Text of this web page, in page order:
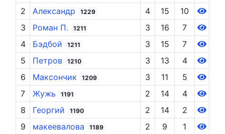
2
Александр 1229 4 15
10
3
Роман П. 1211 3 16
7
4
Бэдбой 1211 3 15
7
5
Петров 1210 3 13
4
6
Максончик 1209 3 11
5
7
Жужь 1191 2 14
4
8
Георгий 1190 2 14
2
9
макеевалова 1189 2 9
1